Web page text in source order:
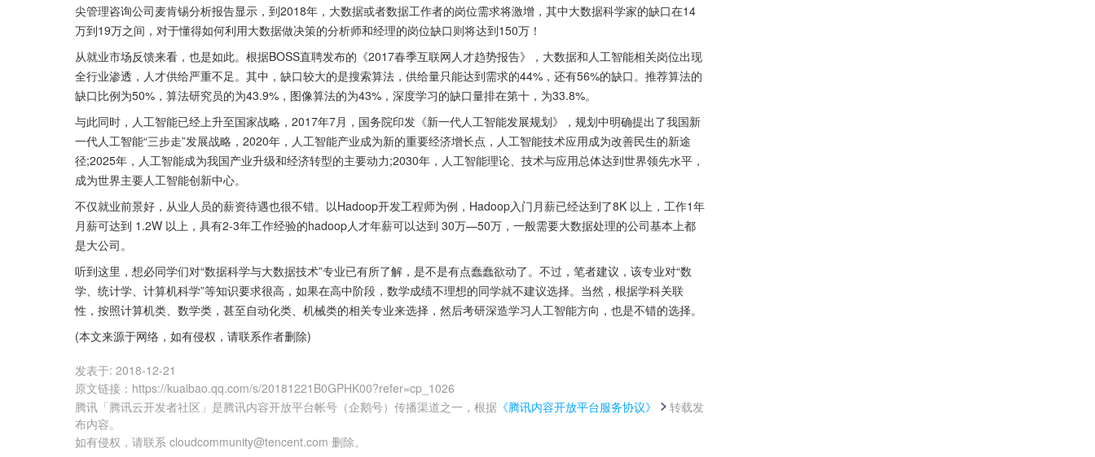
尖管理咨询公司麦肯锡分析报告显示，到2018年，大数据或者数据工作者的岗位需求将激增，其中大数据科学家的缺口在14
万到19万之间，对于懂得如何利用大数据做决策的分析师和经理的岗位缺口则将达到150万！
从就业市场反馈来看，也是如此。根据BOSS直聘发布的《2017春季互联网人才趋势报告》，大数据和人工智能相关岗位出现
全行业渗透，人才供给严重不足。其中，缺口较大的是搜索算法，供给量只能达到需求的44%，还有56%的缺口。推荐算法的
缺口比例为50%，算法研究员的为43.9%，图像算法的为43%，深度学习的缺口量排在第十，为33.8%。
与此同时，人工智能已经上升至国家战略，2017年7月，国务院印发《新一代人工智能发展规划》，规划中明确提出了我国新
一代人工智能“三步走”发展战略，2020年，人工智能产业成为新的重要经济增长点，人工智能技术应用成为改善民生的新途
径;2025年，人工智能成为我国产业升级和经济转型的主要动力;2030年，人工智能理论、技术与应用总体达到世界领先水平，
成为世界主要人工智能创新中心。
不仅就业前景好，从业人员的薪资待遇也很不错。以Hadoop开发工程师为例，Hadoop入门月薪已经达到了8K 以上，工作1年
月薪可达到 1.2W 以上，具有2-3年工作经验的hadoop人才年薪可以达到 30万—50万，一般需要大数据处理的公司基本上都
是大公司。
听到这里，想必同学们对“数据科学与大数据技术”专业已有所了解，是不是有点蠢蠢欲动了。不过，笔者建议，该专业对“数
学、统计学、计算机科学”等知识要求很高，如果在高中阶段，数学成绩不理想的同学就不建议选择。当然，根据学科关联
性，按照计算机类、数学类，甚至自动化类、机械类的相关专业来选择，然后考研深造学习人工智能方向，也是不错的选择。
(本文来源于网络，如有侵权，请联系作者删除)
发表于: 2018-12-21
原文链接 ： https://kuaibao.qq.com/s/20181221B0GPHK00?refer=cp_1026
腾讯「腾讯云开发者社区」是腾讯内容开放平台帐号（企鹅号）传播渠道之一，根据 《腾讯内容开放平台服务协议》
转载发
布内容。
如有侵权，请联系 cloudcommunity@tencent.com 删除。